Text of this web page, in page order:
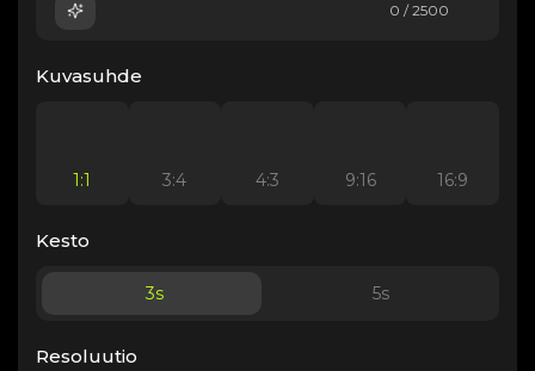
0 / 2500
Kuvasuhde
1:1 3:4 4:3 9:16 16:9
Kesto
3s 5s
Resoluutio